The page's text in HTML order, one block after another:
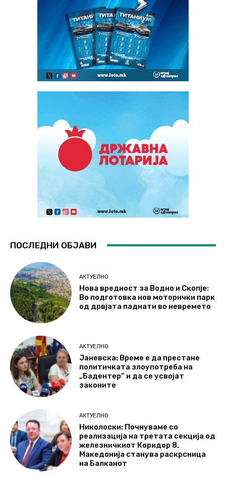
ПОСЛЕДНИ ОБЈАВИ
АКТУЕЛНО
Нова вредност за Водно и Скопје:
Во подготовка нов моторички парк
од дрвјата паднати во невремето
АКТУЕЛНО
Јаневска: Време е да престане
политичката злоупотреба на
„Бадентер“ и да се усвојат
законите
АКТУЕЛНО
Николоски: Почнуваме со
реализација на третата секција од
железничкиот Коридор 8,
Македонија станува раскрсница
на Балканот